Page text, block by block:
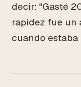
decir: "Gasté
rapidez fue un
cuando estaba